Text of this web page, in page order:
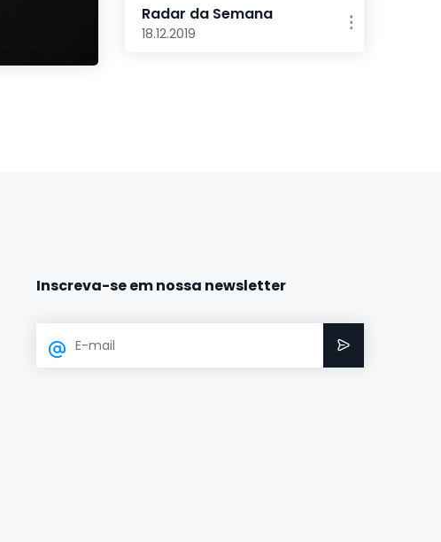
Radar da Semana
18.12.2019
Inscreva-se em nossa newsletter